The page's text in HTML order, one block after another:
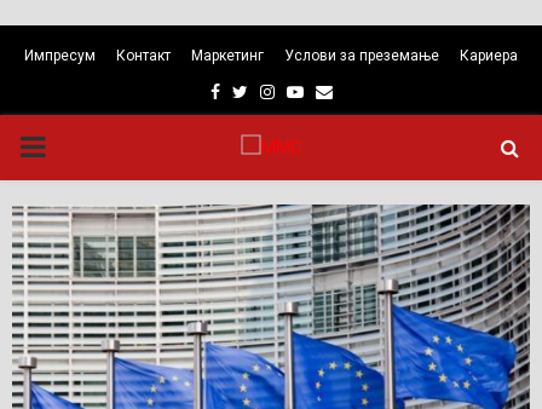
Импресум Контакт Маркетинг Услови за преземање Кариера
Facebook
TwitterInstagram
Youtube
Email
PRIMARY
MENU